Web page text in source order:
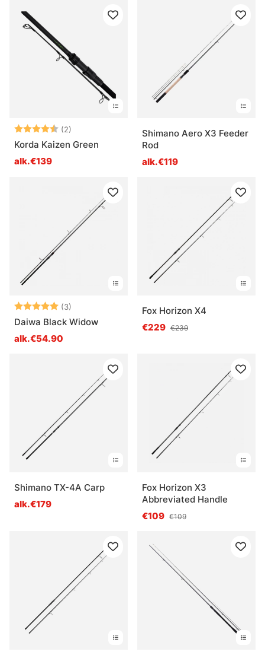
Arvio: (2)
4.5 5:sta tähdestä
Korda Kaizen Green
alk.€139
Shimano Aero X3 Feeder
Rod
alk.€119
Arvio: (3)
5.0 5:sta tähdestä
Daiwa Black Widow
alk.€54.90
Fox Horizon X4
€229 €239
Shimano TX-4A Carp
alk.€179
Fox Horizon X3
Abbreviated Handle
€109 €109